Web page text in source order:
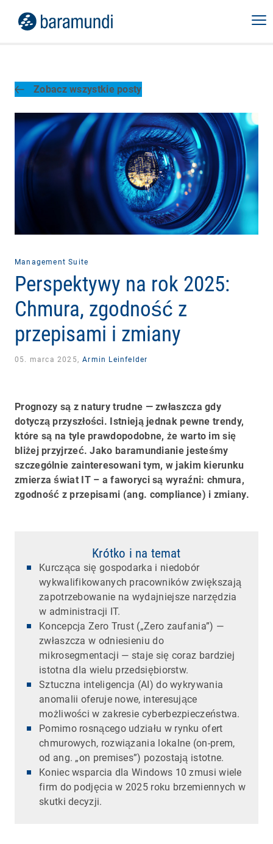
Zobacz wszystkie posty
Management Suite
Perspektywy na rok 2025:
Chmura, zgodność z
przepisami i zmiany
05. marca 2025, Armin Leinfelder
Prognozy są z natury trudne — zwłaszcza gdy
dotyczą przyszłości. Istnieją jednak pewne trendy,
które są na tyle prawdopodobne, że warto im się
bliżej przyjrzeć. Jako baramundianie jesteśmy
szczególnie zainteresowani tym, w jakim kierunku
zmierza świat IT – a faworyci są wyraźni: chmura,
zgodność z przepisami (ang. compliance) i zmiany.
Krótko i na temat
Kurcząca się gospodarka i niedobór
wykwalifikowanych pracowników zwiększają
zapotrzebowanie na wydajniejsze narzędzia
w administracji IT.
Koncepcja Zero Trust („Zero zaufania”) —
zwłaszcza w odniesieniu do
mikrosegmentacji — staje się coraz bardziej
istotna dla wielu przedsiębiorstw.
Sztuczna inteligencja (AI) do wykrywania
anomalii oferuje nowe, interesujące
możliwości w zakresie cyberbezpieczeństwa.
Pomimo rosnącego udziału w rynku ofert
chmurowych, rozwiązania lokalne (on-prem,
od ang. „on premises”) pozostają istotne.
Koniec wsparcia dla Windows 10 zmusi wiele
firm do podjęcia w 2025 roku brzemiennych w
skutki decyzji.